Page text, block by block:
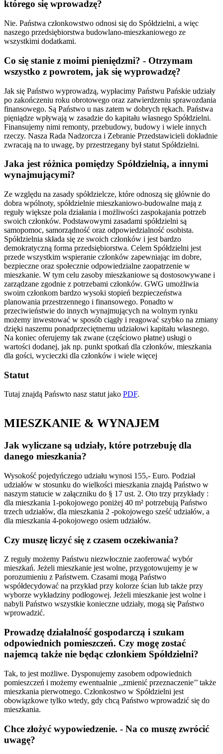
którego się wprowadzę?
Nie. Państwa członkowstwo odnosi się do Spółdzielni, a więc
naszego przedsiębiorstwa budowlano-mieszkaniowego ze
wszystkimi dodatkami.
Co się stanie z moimi pieniędzmi? - Otrzymam
wszystko z powrotem, jak się wyprowadzę?
Jak się Państwo wyprowadzą, wypłacimy Państwu Pańskie udziały
po zakończeniu roku obrotowego oraz zatwierdzeniu sprawozdania
finansowego. Są Państwo u nas zatem w dobrych rękach. Państwa
pięniądze wpływają w zasadzie do kapitału własnego Spółdzielni.
Finansujemy nimi remonty, przebudowy, budowy i wiele innych
rzeczy. Nasza Rada Nadzorcza i Zebranie Przedstawicieli dokładnie
zwracają na to uwagę, by przestrzegany był statut Spółdzielni.
Jaka jest różnica pomiędzy Spółdzielnią, a innymi
wynajmującymi?
Ze względu na zasady spółdzielcze, które odnoszą się głównie do
dobra wpólnoty, spółdzielnie mieszkaniowo-budowalne mają z
reguły większe pola działania i możliwości zaspokajania potrzeb
swoich członków. Podstawowymi zasadami spółdzielni są
samopomoc, samorządność oraz odpowiedzialność osobista.
Spółdzielnia składa się ze swoich członków i jest bardzo
demokratyczną forma przedsiębiorstwa. Celem Spółdzielni jest
przede wszystkim wspieranie członków zapewniając im dobre,
bezpieczne oraz społecznie odpowiedzialne zaopatrzenie w
mieszkanie. W tym celu zasoby mieszkaniowe są dostosowywane i
zarządzane zgodnie z potrzebami członków. GWG umożliwia
swoim członkom bardzo wysoki stopień bezpieczeństwa
planowania przestrzennego i finansowego. Ponadto w
przeciwieństwie do innych wynajmujących na wolnym rynku
możemy inwestować w sposób ciągły i reagować szybko na zmiany
dzięki naszemu ponadprzeciętnemu udziałowi kapitału własnego.
Na koniec oferujemy tak zwane (częściowo płatne) usługi o
wartości dodanej, jak np. punkt spotkań dla członków, mieszkania
dla gości, wycieczki dla członków i wiele więcej
Statut
Tutaj znajdą Pańswto nasz statut jako PDF.
MIESZKANIE & WYNAJEM
Jak wyliczane są udziały, które potrzebuję dla
danego mieszkania?
Wysokość pojedyńczego udziału wynosi 155,- Euro. Podział
udziałów w stosunku do wielkości mieszkania znajdą Państwo w
naszym statucie w załączniku do § 17 ust. 2. Oto trzy przykłady :
dla mieszkania 1-pokojowego poniżej 40 m² potrzebują Państwo
trzech udziałów, dla mieszkania 2 -pokojowego sześć udziałów, a
dla mieszkania 4-pokojowego osiem udziałów.
Czy muszę liczyć się z czasem oczekiwania?
Z reguły możemy Państwu niezwłocznie zaoferować wybór
mieszkań. Jeżeli mieszkanie jest wolne, przygotowujemy je w
porozumieniu z Państwem. Czasami mogą Państwo
współdecydować na przykład przy kolorze ścian lub także przy
wyborze wykładziny podłogowej. Jeżeli mieszkanie jest wolne i
nabyli Państwo wszystkie konieczne udziały, mogą się Państwo
wprowadzić.
Prowadzę działalność gospodarczą i szukam
odpowiednich pomieszczeń. Czy mogę zostać
najemcą także nie będąc członkiem Spółdzielni?
Tak, to jest możliwe. Dysponujemy zasobem odpowiednich
pomieszczeń i możemy ewentualnie ,,zmienić przeznaczenie’’ także
mieszkania pierwotnego. Członkostwo w Spółdzielni jest
obowiązkowe tylko wtedy, gdy chcą Państwo wprowadzić się do
mieszkania.
Chce złożyć wypowiedzenie. - Na co muszę zwrócić
uwagę?